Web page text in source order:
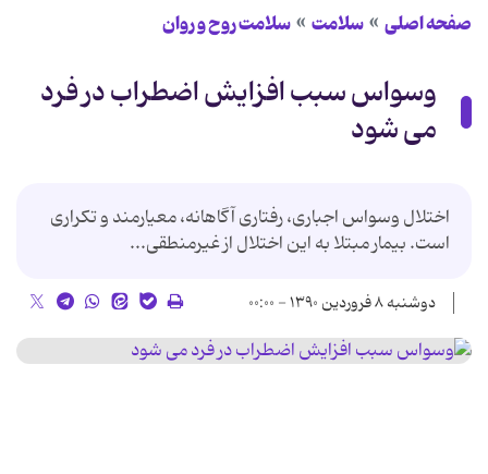
صفحه اصلی سلامت سلامت روح و روان
وسواس سبب افزایش اضطراب در فرد
می شود
اختلال وسواس اجباری، رفتاری آگاهانه، معیارمند و تکراری
است. بیمار مبتلا به این اختلال از غیرمنطقی...
دوشنبه ۸ فروردین ۱۳۹۰ - ۰۰:۰۰